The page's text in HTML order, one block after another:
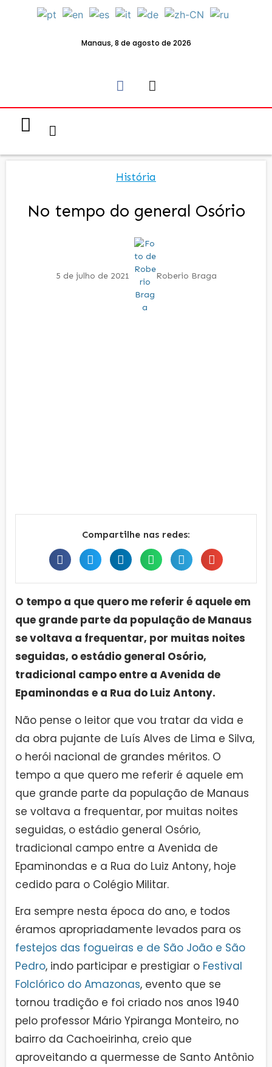
Manaus, 8 de agosto de 2026
História
No tempo do general Osório
5 de julho de 2021 Roberio Braga
Compartilhe nas redes:
O tempo a que quero me referir é aquele em
que grande parte da população de Manaus
se voltava a frequentar, por muitas noites
seguidas, o estádio general Osório,
tradicional campo entre a Avenida de
Epaminondas e a Rua do Luiz Antony.
Não pense o leitor que vou tratar da vida e
da obra pujante de Luís Alves de Lima e Silva,
o herói nacional de grandes méritos. O
tempo a que quero me referir é aquele em
que grande parte da população de Manaus
se voltava a frequentar, por muitas noites
seguidas, o estádio general Osório,
tradicional campo entre a Avenida de
Epaminondas e a Rua do Luiz Antony, hoje
cedido para o Colégio Militar.
Era sempre nesta época do ano, e todos
éramos apropriadamente levados para os
festejos das fogueiras e de São João e São
Pedro, indo participar e prestigiar o Festival
Folclórico do Amazonas, evento que se
tornou tradição e foi criado nos anos 1940
pelo professor Mário Ypiranga Monteiro, no
bairro da Cachoeirinha, creio que
aproveitando a quermesse de Santo Antônio